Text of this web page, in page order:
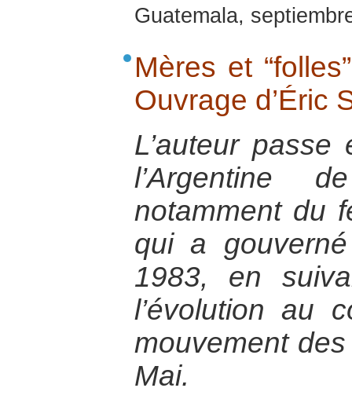
Guatemala,
Mères et
Ouvrage d’Éric
L’auteur passe
l’Argentine
notamment du
qui a
1983, en
l’évolution au
mouvement
Mai.